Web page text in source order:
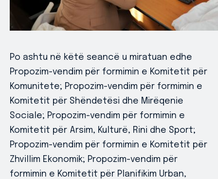
Po ashtu në këtë seancë u miratuan edhe
Propozim-vendim për formimin e Komitetit për
Komunitete; Propozim-vendim për formimin e
Komitetit për Shëndetësi dhe Mirëqenie
Sociale; Propozim-vendim për formimin e
Komitetit për Arsim, Kulturë, Rini dhe Sport;
Propozim-vendim për formimin e Komitetit për
Zhvillim Ekonomik; Propozim-vendim për
formimin e Komitetit për Planifikim Urban,